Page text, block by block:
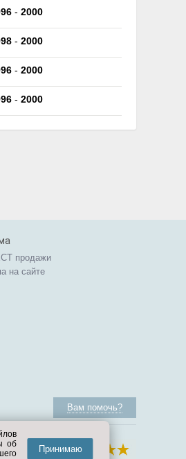
- 2000
- 2000
- 2000
- 2000
продажи
на сайте
Вам помочь?
об
Принимаю